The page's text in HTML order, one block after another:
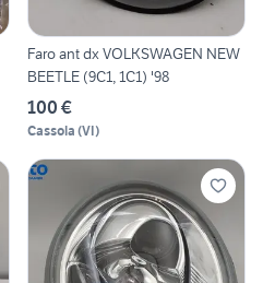
Faro ant dx VOLKSWAGEN NEW
BEETLE (9C1, 1C1) '98
100 €
Cassola (VI)